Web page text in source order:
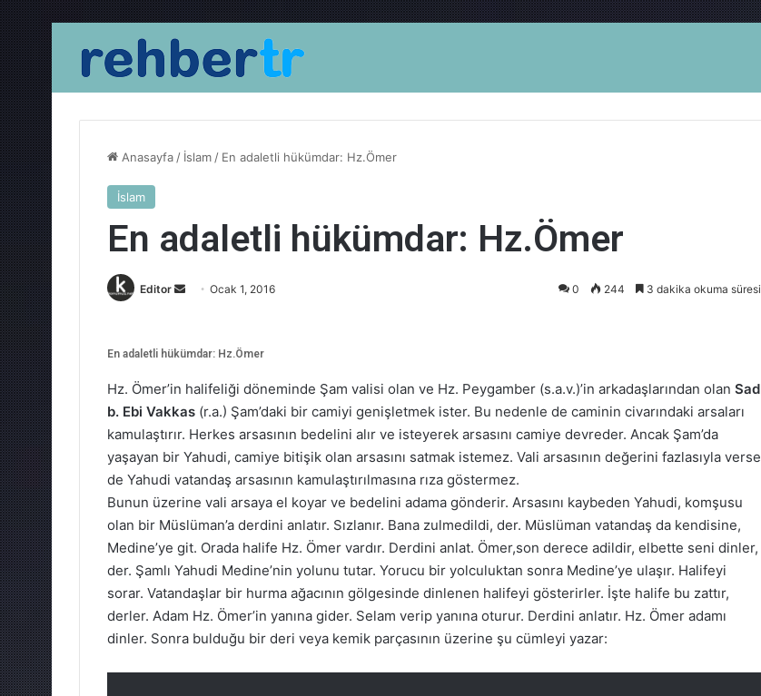
Anasayfa / İslam / En adaletli hükümdar: Hz.Ömer
İslam
En adaletli hükümdar: Hz.Ömer
Editor
Bir
göndermek
Ocak 1, 2016 0 244 3 dakika okuma süresi
En adaletli hükümdar: Hz.Ömer
Hz. Ömer’in halifeliği döneminde Şam valisi olan ve Hz. Peygamber (s.a.v.)’in arkadaşlarından olan Sad
b. Ebi Vakkas (r.a.) Şam’daki bir camiyi genişletmek ister. Bu nedenle de caminin civarındaki arsaları
kamulaştırır. Herkes arsasının bedelini alır ve isteyerek arsasını camiye devreder. Ancak Şam’da
yaşayan bir Yahudi, camiye bitişik olan arsasını satmak istemez. Vali arsasının değerini fazlasıyla verse
de Yahudi vatandaş arsasının kamulaştırılmasına rıza göstermez.
Bunun üzerine vali arsaya el koyar ve bedelini adama gönderir. Arsasını kaybeden Yahudi, komşusu
olan bir Müslüman’a derdini anlatır. Sızlanır. Bana zulmedildi, der. Müslüman vatandaş da kendisine,
Medine’ye git. Orada halife Hz. Ömer vardır. Derdini anlat. Ömer,son derece adildir, elbette seni dinler,
der. Şamlı Yahudi Medine’nin yolunu tutar. Yorucu bir yolculuktan sonra Medine’ye ulaşır. Halifeyi
sorar. Vatandaşlar bir hurma ağacının gölgesinde dinlenen halifeyi gösterirler. İşte halife bu zattır,
derler. Adam Hz. Ömer’in yanına gider. Selam verip yanına oturur. Derdini anlatır. Hz. Ömer adamı
dinler. Sonra bulduğu bir deri veya kemik parçasının üzerine şu cümleyi yazar: